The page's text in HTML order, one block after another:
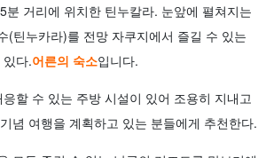
분 거리에 위치한 틴누칼라. 눈앞에 펼쳐지는
(틴누카라)를 전망 자쿠지에서 즐길 수 있는
다.어른의 숙소입니다.
할 수 있는 주방 시설이 있어 조용히 지내고
념 여행을 계획하고 있는 분들에게 추천한다.